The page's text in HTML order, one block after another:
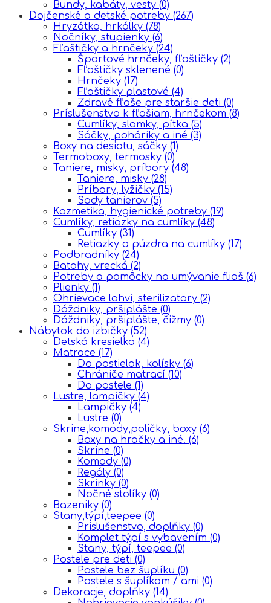
Bundy, kabáty, vesty (0)
Dojčenské a detské potreby (267)
Hryzátka, hrkálky (78)
Nočníky, stupienky (6)
Fľaštičky a hrnčeky (24)
Športové hrnčeky, fľaštičky (2)
Fľaštičky sklenené (0)
Hrnčeky (17)
Fľaštičky plastové (4)
Zdravé fľaše pre staršie deti (0)
Príslušenstvo k fľašiam, hrnčekom (8)
Cumlíky, slamky, pítka (5)
Sáčky, poháriky a iné (3)
Boxy na desiatu, sáčky (1)
Termoboxy, termosky (0)
Taniere, misky, príbory (48)
Taniere, misky (28)
Príbory, lyžičky (15)
Sady tanierov (5)
Kozmetika, hygienické potreby (19)
Cumlíky, retiazky na cumlíky (48)
Cumlíky (31)
Retiazky a púzdra na cumlíky (17)
Podbradníky (24)
Batohy, vrecká (2)
Potreby a pomôcky na umývanie fliaš (6)
Plienky (1)
Ohrievace lahvi, sterilizatory (2)
Dáždniky, pršiplášte (0)
Dáždniky, pršiplášte, čižmy (0)
Nábytok do izbičky (52)
Detská kresielka (4)
Matrace (17)
Do postielok, kolísky (6)
Chrániče matrací (10)
Do postele (1)
Lustre, lampičky (4)
Lampičky (4)
Lustre (0)
Skrine,komody,poličky, boxy (6)
Boxy na hračky a iné. (6)
Skrine (0)
Komody (0)
Regály (0)
Skrinky (0)
Nočné stolíky (0)
Bazeniky (0)
Stany,týpí,teepee (0)
Prislušenstvo, doplňky (0)
Komplet týpí s vybavením (0)
Stany, týpí, teepee (0)
Postele pre deti (0)
Postele bez šuplíku (0)
Postele s šuplíkom / ami (0)
Dekoracje, doplňky (14)